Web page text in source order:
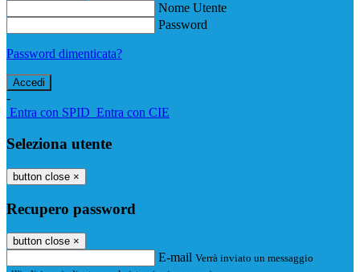
Nome Utente
Password
Password dimenticata?
-
Entra con SPID Entra con CIE
Seleziona utente
button close ×
Recupero password
button close ×
E-mail Verrà inviato un messaggio